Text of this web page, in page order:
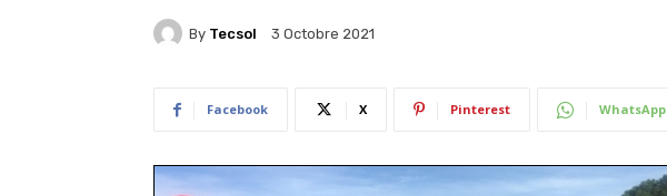
By Tecsol 3 Octobre 2021
Facebook X Pinterest WhatsApp